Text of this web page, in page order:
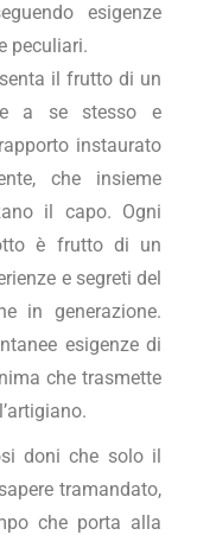
esigenze
peculiari.
il frutto di un
a se stesso e
instaurato
che insieme
il capo. Ogni
è frutto di un
e segreti del
in generazione.
esigenze di
che trasmette
doni che solo il
tramandato,
che porta alla